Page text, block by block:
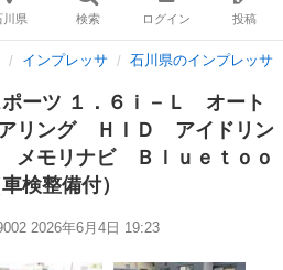
川県 検索 ログイン 投稿
インプレッサ 石川県のインプレッサ
ーツ １．６ｉ－Ｌ オート
リング ＨＩＤ アイドリン
モリナビ Ｂｌｕｅｔｏｏ
検整備付）
2026年6月4日 19:23